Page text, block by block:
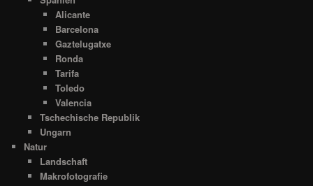
Alicante
Barcelona
Gaztelugatxe
Ronda
Tarifa
Toledo
Valencia
Tschechische Republik
Ungarn
Natur
Landschaft
Makrofotografie